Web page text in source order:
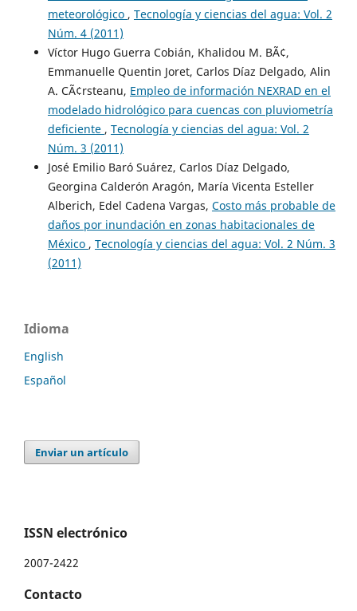
meteorológico , Tecnología y ciencias del agua: Vol. 2
Núm. 4 (2011)
Víctor Hugo Guerra Cobián, Khalidou M. BÃ¢,
Emmanuelle Quentin Joret, Carlos Díaz Delgado, Alin
A. CÃ¢rsteanu, Empleo de información NEXRAD en el
modelado hidrológico para cuencas con pluviometría
deficiente , Tecnología y ciencias del agua: Vol. 2
Núm. 3 (2011)
José Emilio Baró Suárez, Carlos Díaz Delgado,
Georgina Calderón Aragón, María Vicenta Esteller
Alberich, Edel Cadena Vargas, Costo más probable de
daños por inundación en zonas habitacionales de
México , Tecnología y ciencias del agua: Vol. 2 Núm. 3
(2011)
Idioma
English
Español
Enviar un artículo
ISSN electrónico
2007-2422
Contacto